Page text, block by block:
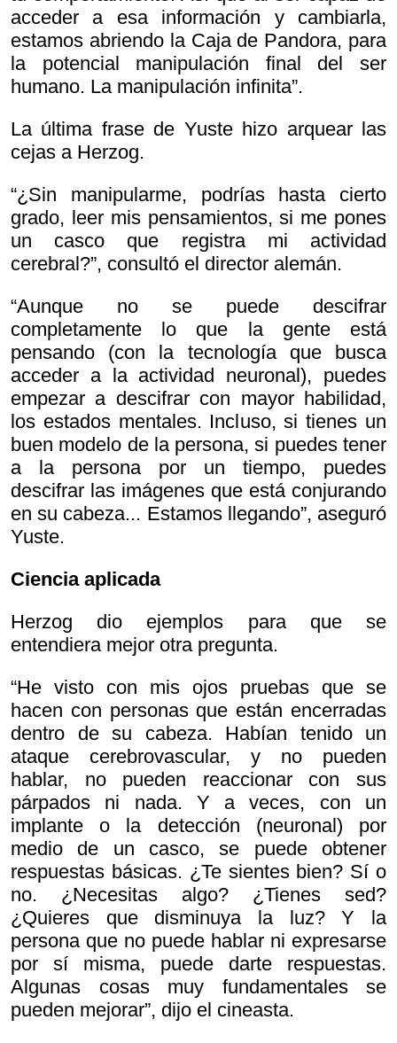
acceder a esa información y cambiarla,
estamos abriendo la Caja de Pandora, para
la potencial manipulación final del ser
humano. La manipulación infinita”.
La última frase de Yuste hizo arquear las
cejas a Herzog.
“¿Sin manipularme, podrías hasta cierto
grado, leer mis pensamientos, si me pones
un casco que registra mi actividad
cerebral?”, consultó el director alemán.
“Aunque no se puede descifrar
completamente lo que la gente está
pensando (con la tecnología que busca
acceder a la actividad neuronal), puedes
empezar a descifrar con mayor habilidad,
los estados mentales. Incluso, si tienes un
buen modelo de la persona, si puedes tener
a la persona por un tiempo, puedes
descifrar las imágenes que está conjurando
en su cabeza... Estamos llegando”, aseguró
Yuste.
Ciencia aplicada
Herzog dio ejemplos para que se
entendiera mejor otra pregunta.
“He visto con mis ojos pruebas que se
hacen con personas que están encerradas
dentro de su cabeza. Habían tenido un
ataque cerebrovascular, y no pueden
hablar, no pueden reaccionar con sus
párpados ni nada. Y a veces, con un
implante o la detección (neuronal) por
medio de un casco, se puede obtener
respuestas básicas. ¿Te sientes bien? Sí o
no. ¿Necesitas algo? ¿Tienes sed?
¿Quieres que disminuya la luz? Y la
persona que no puede hablar ni expresarse
por sí misma, puede darte respuestas.
Algunas cosas muy fundamentales se
pueden mejorar”, dijo el cineasta.